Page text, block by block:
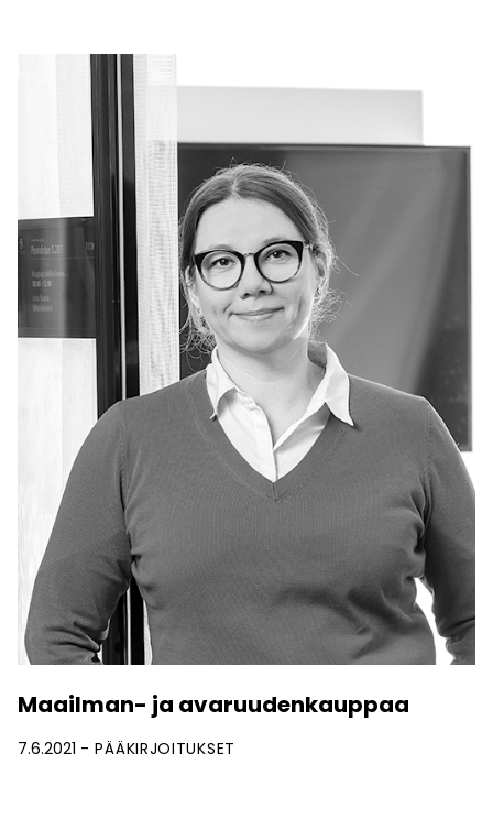
Maailman- ja avaruudenkauppaa
7.6.2021 PÄÄKIRJOITUKSET